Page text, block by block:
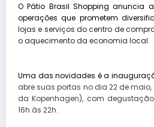
O Pátio Brasil Shopping anuncia
operações que prometem
lojas e serviços do centro de
o aquecimento da economia local.
Uma das novidades é a
abre suas portas no dia 22 de maio,
da Kopenhagen), com
16h às 22h.